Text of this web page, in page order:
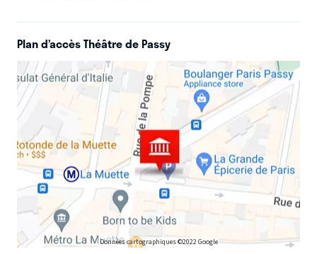
Plan d’accès Théâtre de Passy
Données cartographiques ©2022 Google